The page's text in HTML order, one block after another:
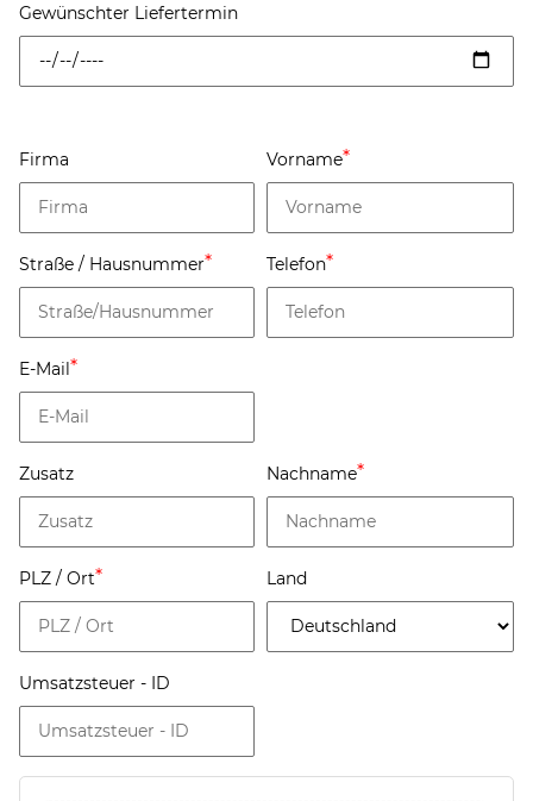
Gewünschter Liefertermin
Firma Vorname
Straße / Hausnummer Telefon
E-Mail
Zusatz Nachname
PLZ / Ort Land
Umsatzsteuer - ID